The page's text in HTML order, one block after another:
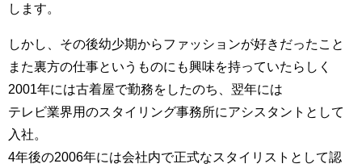
します。
しかし、その後幼少期からファッションが好きだったこと
また裏方の仕事というものにも興味を持っていたらしく
2001年には古着屋で勤務をしたのち、翌年には
テレビ業界用のスタイリング事務所にアシスタントとして
入社。
4年後の2006年には会社内で正式なスタイリストとして認